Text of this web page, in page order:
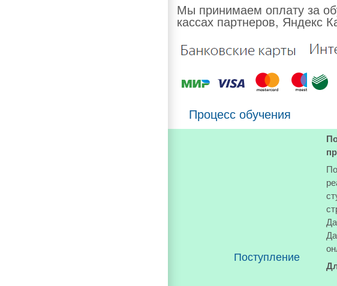
Мы принимаем оплату за
кассах партнеров, Яндекс
Процесс обучения
Поступление